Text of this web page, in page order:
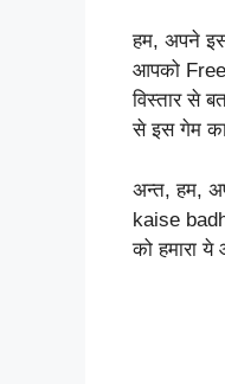
हम, अपने
आपको Free
विस्तार से
से इस गेम का
अन्त, हम,
kaise
को हमारा